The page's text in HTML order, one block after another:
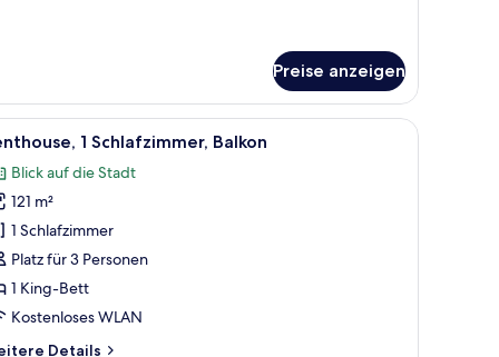
Preise anzeigen
großen Flachbildfernseher.
Bett, einem Schreibtisch und einer Sitzecke.Ein modernes Wohnzimmer mit Sofa, zwei
11 1 Schlafzimmer, Balkon
Blick auf die Stadt
121 m²
1 Schlafzimmer
Platz für 3 Personen
1 King-Bett
Kostenloses WLAN
Details